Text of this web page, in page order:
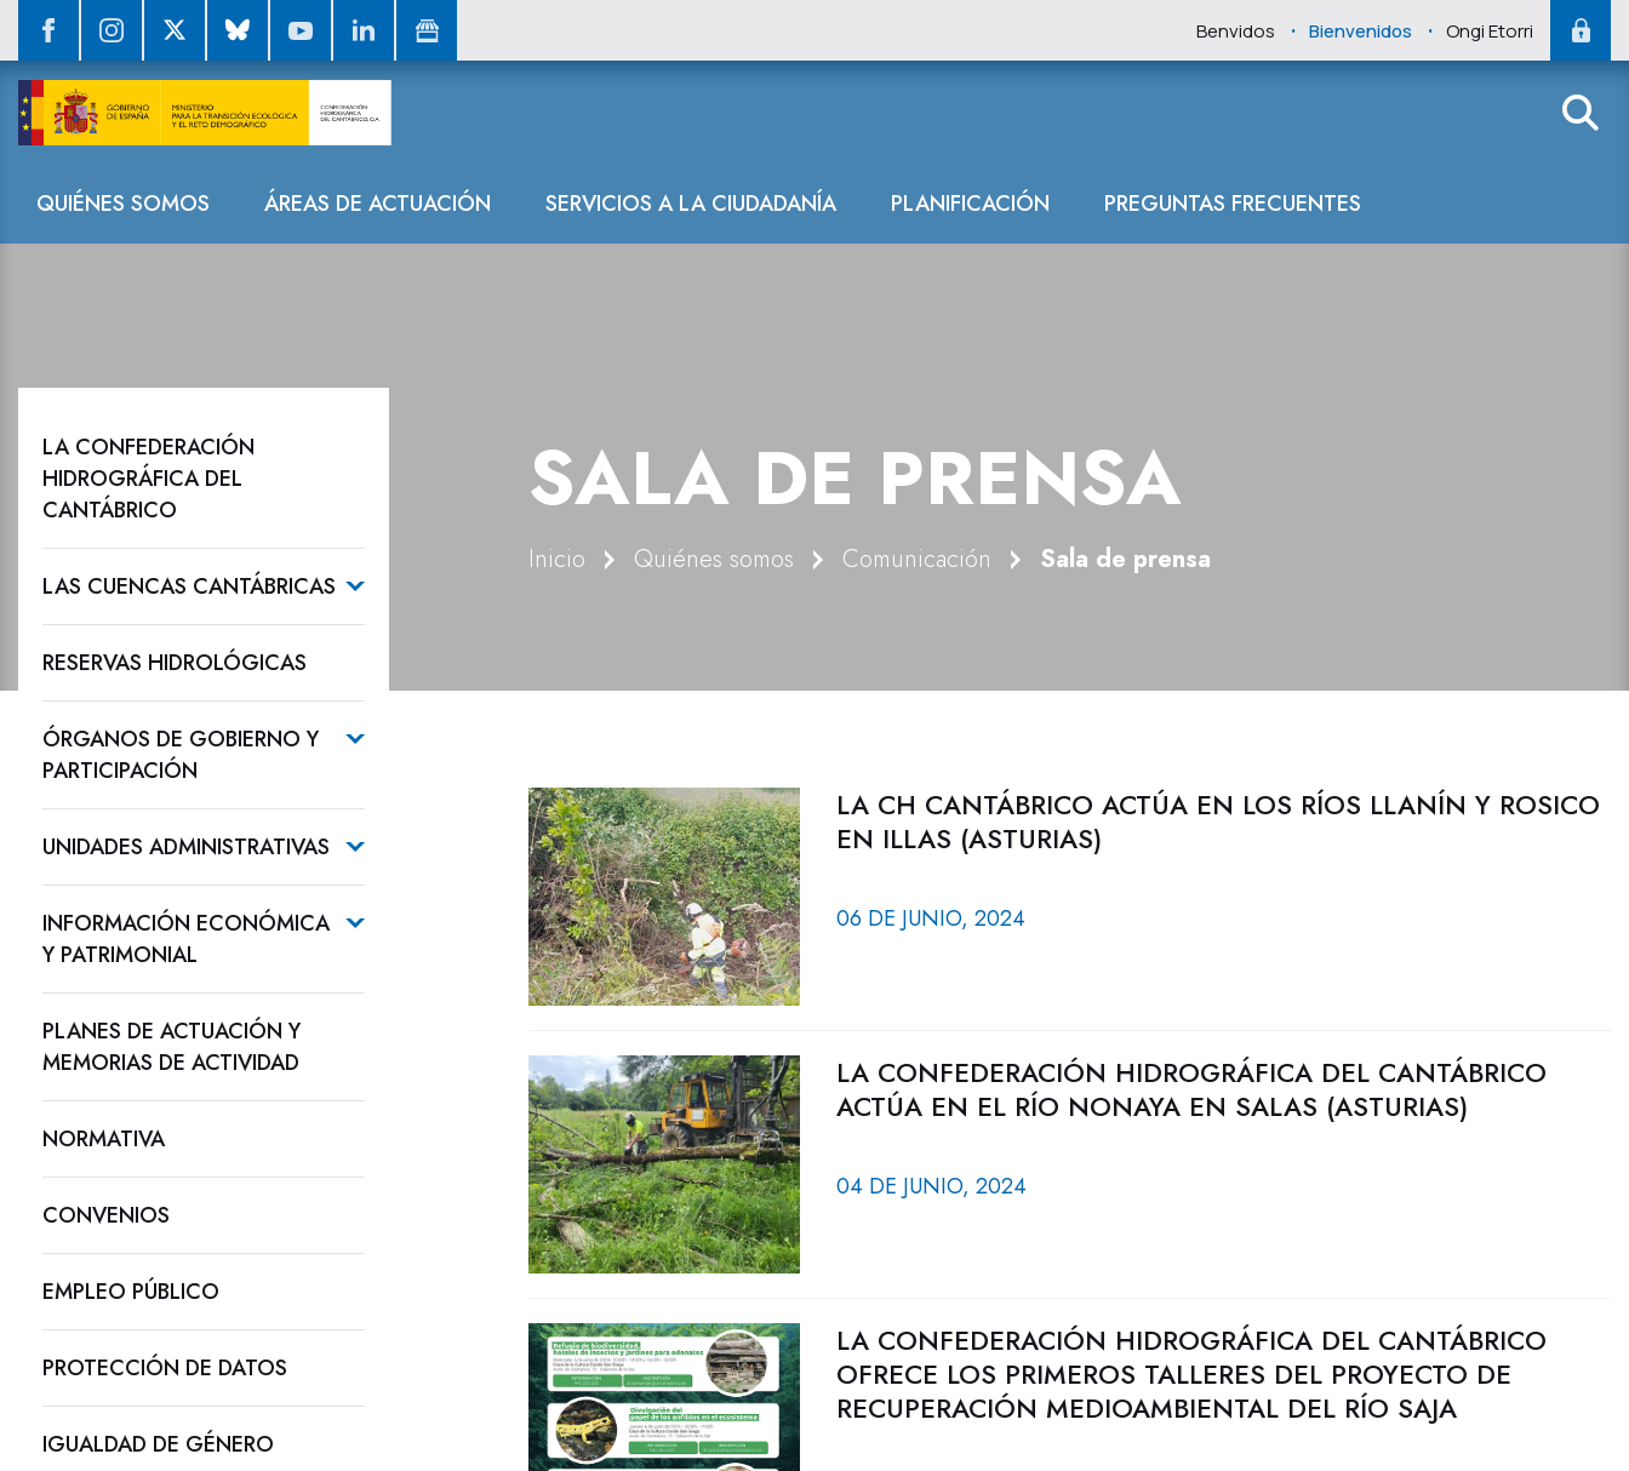
Benvidos . Bienvenidos . Ongi Etorri
Navegación
QUIÉNES SOMOS ÁREAS DE ACTUACIÓN SERVICIOS A LA CIUDADANÍA PLANIFICACIÓN PREGUNTAS FRECUENTES
Sala de prensa
SALA DE PRENSA
Inicio Quiénes somos Comunicación Sala de prensa
LA CONFEDERACIÓN
HIDROGRÁFICA DEL
CANTÁBRICO
LAS CUENCAS CANTÁBRICAS
RESERVAS HIDROLÓGICAS
ÓRGANOS DE GOBIERNO Y
PARTICIPACIÓN
UNIDADES ADMINISTRATIVAS
INFORMACIÓN ECONÓMICA
Y PATRIMONIAL
PLANES DE ACTUACIÓN Y
MEMORIAS DE ACTIVIDAD
NORMATIVA
CONVENIOS
EMPLEO PÚBLICO
PROTECCIÓN DE DATOS
IGUALDAD DE GÉNERO
LA CH CANTÁBRICO ACTÚA EN LOS RÍOS LLANÍN Y ROSICO
EN ILLAS (ASTURIAS)
06 DE JUNIO, 2024
LA CONFEDERACIÓN HIDROGRÁFICA DEL CANTÁBRICO
ACTÚA EN EL RÍO NONAYA EN SALAS (ASTURIAS)
04 DE JUNIO, 2024
LA CONFEDERACIÓN HIDROGRÁFICA DEL CANTÁBRICO
OFRECE LOS PRIMEROS TALLERES DEL PROYECTO DE
RECUPERACIÓN MEDIOAMBIENTAL DEL RÍO SAJA